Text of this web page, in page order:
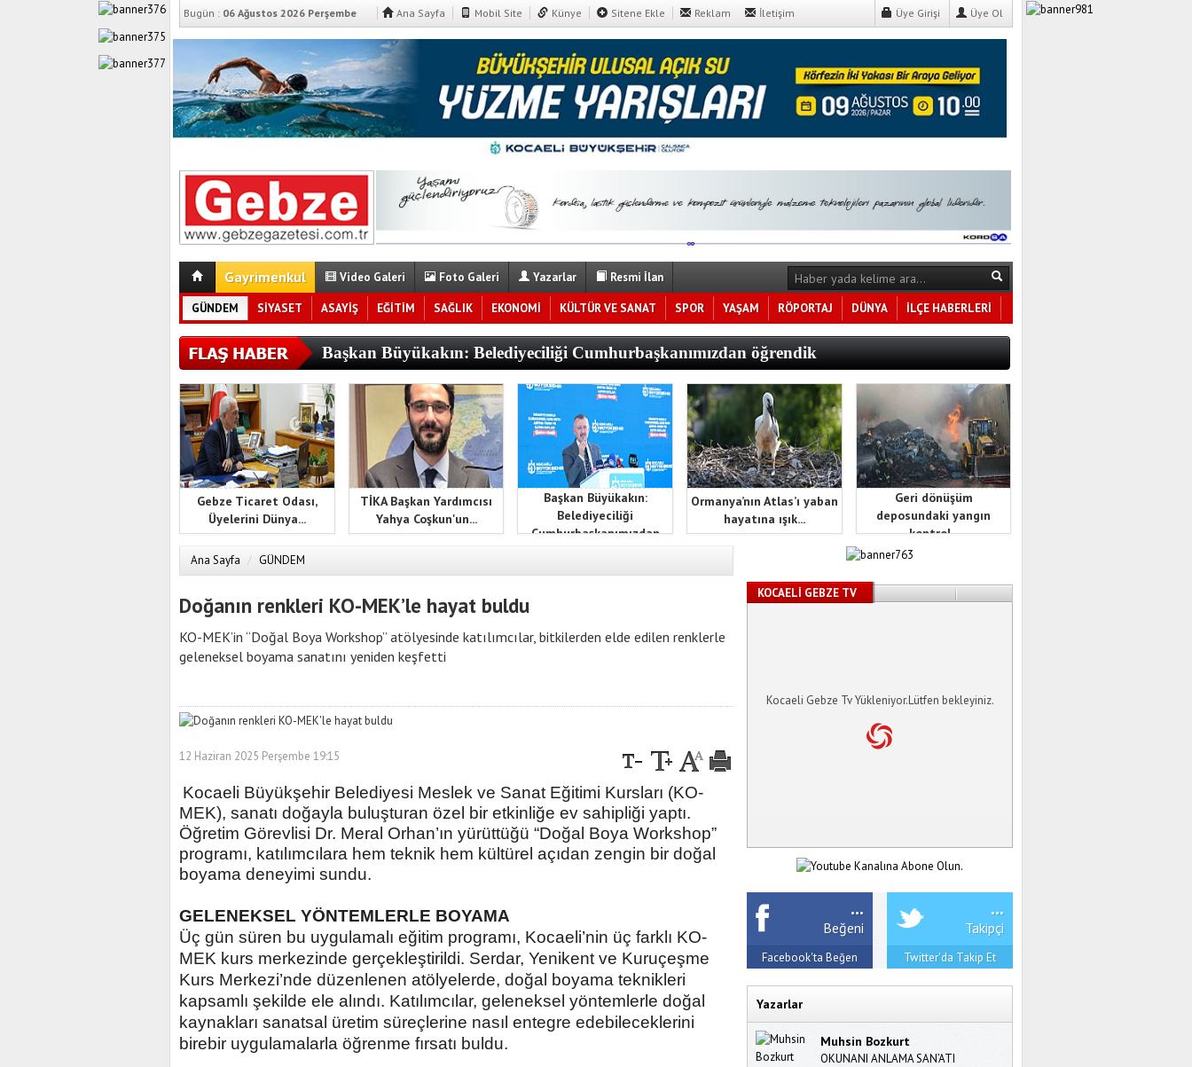
Bugün : 06 Ağustos 2026 Perşembe Ana Sayfa Mobil Site Künye Sitene Ekle Reklam İletişim Üye Ol
Üye Girişi
Gayrimenkul Video Galeri Foto Galeri Yazarlar Resmi İlan
GÜNDEM SİYASET ASAYİŞ EĞİTİM SAĞLIK EKONOMİ KÜLTÜR VE SANAT SPOR YAŞAM RÖPORTAJ DÜNYA
İLÇE HABERLERİ
Tüm Kategoriler
Başkan Büyükakın: Belediyeciliği Cumhurbaşkanımızdan öğrendik
Gebze Ticaret Odası,
Üyelerini Dünya...
TİKA Başkan Yardımcısı
Yahya Coşkun'un...
Başkan Büyükakın:
Belediyeciliği
Cumhurbaşkanımızdan
Ormanya’nın Atlas’ı yaban
hayatına ışık...
Geri dönüşüm
deposundaki yangın
kontrol...
Ana Sayfa / GÜNDEM
Doğanın renkleri KO-MEK’le hayat buldu
KO-MEK’in “Doğal Boya Workshop” atölyesinde katılımcılar, bitkilerden elde edilen renklerle
geleneksel boyama sanatını yeniden keşfetti
12 Haziran 2025 Perşembe 19:15
Kocaeli Büyükşehir Belediyesi Meslek ve Sanat Eğitimi Kursları (KO-
MEK), sanatı doğayla buluşturan özel bir etkinliğe ev sahipliği yaptı.
Öğretim Görevlisi Dr. Meral Orhan’ın yürüttüğü “Doğal Boya Workshop”
programı, katılımcılara hem teknik hem kültürel açıdan zengin bir doğal
boyama deneyimi sundu.
GELENEKSEL YÖNTEMLERLE BOYAMA
Üç gün süren bu uygulamalı eğitim programı, Kocaeli’nin üç farklı KO-
MEK kurs merkezinde gerçekleştirildi. Serdar, Yenikent ve Kuruçeşme
Kurs Merkezi’nde düzenlenen atölyelerde, doğal boyama teknikleri
kapsamlı şekilde ele alındı. Katılımcılar, geleneksel yöntemlerle doğal
kaynakları sanatsal üretim süreçlerine nasıl entegre edebileceklerini
birebir uygulamalarla öğrenme fırsatı buldu.
KOCAELİ GEBZE TV
Kocaeli Gebze Tv Yükleniyor.Lütfen bekleyiniz.
...
Beğeni
Facebook'ta Beğen
...
Takipçi
Twitter'da Takip Et
Yazarlar
Muhsin Bozkurt
OKUNANI ANLAMA SAN’ATI